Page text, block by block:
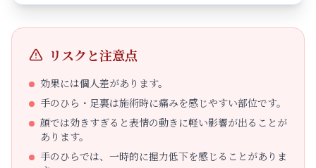
リスクと注意点
効果には個人差があります。
手のひら・足裏は施術時に痛みを感じやすい部位です。
顔では効きすぎると表情の動きに軽い影響が出ることが
あります。
手のひらでは、一時的に握力低下を感じることがありま